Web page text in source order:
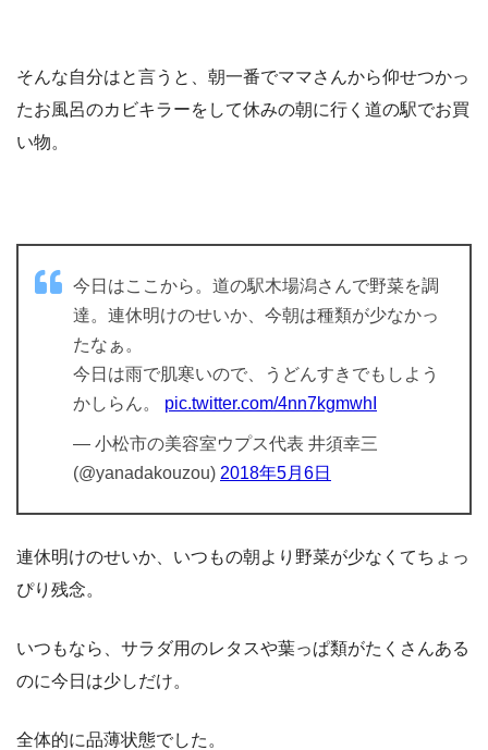
そんな自分はと言うと、朝一番でママさんから仰せつかっ
たお風呂のカビキラーをして休みの朝に行く道の駅でお買
い物。
今日はここから。道の駅木場潟さんで野菜を調
達。連休明けのせいか、今朝は種類が少なかっ
たなぁ。
今日は雨で肌寒いので、うどんすきでもしよう
かしらん。 pic.twitter.com/4nn7kgmwhI
— 小松市の美容室ウプス代表 井須幸三
(@yanadakouzou) 2018年5月6日
連休明けのせいか、いつもの朝より野菜が少なくてちょっ
ぴり残念。
いつもなら、サラダ用のレタスや葉っぱ類がたくさんある
のに今日は少しだけ。
全体的に品薄状態でした。